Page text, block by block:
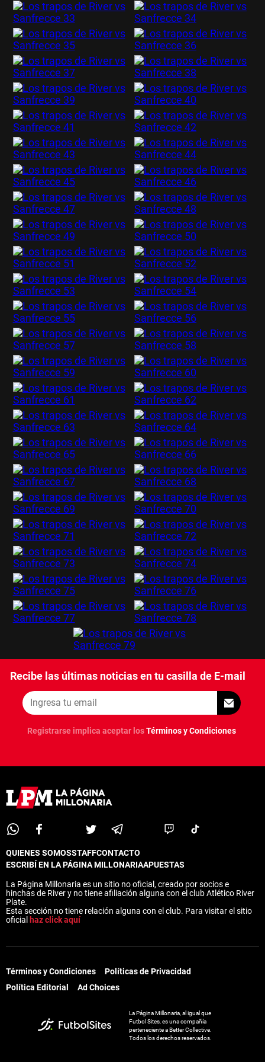
Términos y Condiciones
Políticas de Privacidad
Política Editorial
Ad Choices
La Página Millonaria, al igual que
Futbol Sites, es una compañía
perteneciente a Better Collective.
Todos los derechos reservados.
EL JUEGO COMPULSIVO ES PERJUDICIAL PARA
VOS Y TU FAMILIA, Línea gratuita de orientación al
jugador problemático: Buenos Aires Provincia
0800-444-4000, Buenos Aires Ciudad 0800-666-
6006
La aceptación de una de las ofertas presentadas en esta página
puede dar lugar a un pago aLa Página Millonaria. Este pago puede
influir en cómo y dónde aparecen los operadores de juego en la
página y en el orden en que aparecen, pero no influye en nuestras
evaluaciones.
EL JUGAR COMPULSIVAMENTE ES PERJUDICIAL PARA LA SALUD.
Recibe las últimas noticias en tu casilla de E-mail
Registrarse implica aceptar losTérminos y Condiciones
QUIENES SOMOSSTAFFCONTACTO
ESCRIBÍ EN LA PÁGINA MILLONARIAAPUESTAS
La Página Millonaria es un sitio no oficial, creado por socios e
hinchas de River y no tiene afiliación alguna con el club Atlético River
Plate.
Esta sección no tiene relación alguna con el club. Para visitar el sitio
oficial haz click aquí
Términos y Condiciones
Políticas de Privacidad
Política Editorial
Ad Choices
La Página Millonaria, al igual que
Futbol Sites, es una compañía
perteneciente a Better Collective.
Todos los derechos reservados.